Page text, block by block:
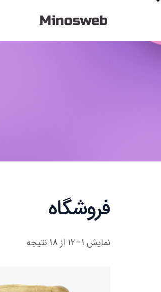
فروشگاه
نمایش 1–12 از 18 نتیجه